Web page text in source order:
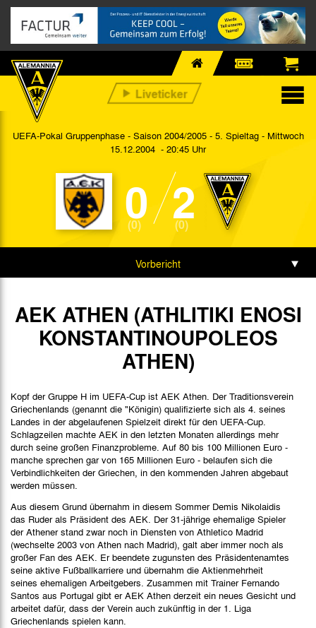
UEFA-Pokal Gruppenphase - Saison 2004/2005 - 5. Spieltag - Mittwoch
15.12.2004 - 20:45 Uhr
0
(0) 2
(0)
Vorbericht
Spielbericht
AEK ATHEN (ATHLITIKI ENOSI
KONSTANTINOUPOLEOS
ATHEN)
Kopf der Gruppe H im UEFA-Cup ist AEK Athen. Der Traditionsverein
Griechenlands (genannt die "Königin) qualifizierte sich als 4. seines
Landes in der abgelaufenen Spielzeit direkt für den UEFA-Cup.
Schlagzeilen machte AEK in den letzten Monaten allerdings mehr
durch seine großen Finanzprobleme. Auf 80 bis 100 Millionen Euro -
manche sprechen gar von 165 Millionen Euro - belaufen sich die
Verbindlichkeiten der Griechen, in den kommenden Jahren abgebaut
werden müssen.
Aus diesem Grund übernahm in diesem Sommer Demis Nikolaidis
das Ruder als Präsident des AEK. Der 31-jährige ehemalige Spieler
der Athener stand zwar noch in Diensten von Athletico Madrid
(wechselte 2003 von Athen nach Madrid), galt aber immer noch als
großer Fan des AEK. Er beendete zugunsten des Präsidentenamtes
seine aktive Fußballkarriere und übernahm die Aktienmehrheit
seines ehemaligen Arbeitgebers. Zusammen mit Trainer Fernando
Santos aus Portugal gibt er AEK Athen derzeit ein neues Gesicht und
arbeitet dafür, dass der Verein auch zukünftig in der 1. Liga
Griechenlands spielen kann.